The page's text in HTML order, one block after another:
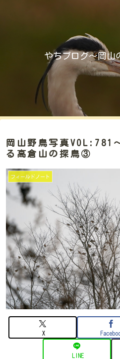
やちブログ～岡山
岡山野鳥写真VOL:781
る高倉山の探鳥③
フィールドノート
X
LINE